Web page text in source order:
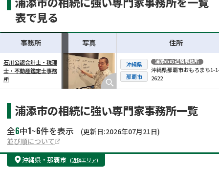
表で見る
横スクロール可能
事務所 写真 住所
石川公認会計士・税理
士・不動産鑑定士事務
所
沖縄県
那覇市
浦添市の近隣事務所
沖縄県那覇市おもろまち1-
2622
浦添市の相続に強い専門家事務所一覧
全6中1~6件を表示
(更新日:2026年07月21日)
並び順について
沖縄県 ・ 那覇市 (近隣エリア)